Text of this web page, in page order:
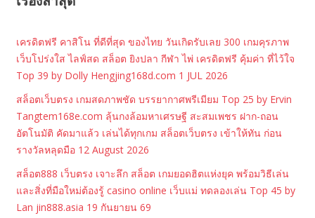
เครดิตฟรี คาสิโน ที่ดีที่สุด ของไทย วันเกิดรับเลย 300 เกมคุรภาพ
เว็บโปร่งใส ไลฟ์สด สล็อต ยิงปลา กีฬา ไพ่ เครดิตฟรี คุ้มค่า ที่ไว้ใจ
Top 39 by Dolly Hengjing168d.com 1 JUL 2026
สล็อตเว็บตรง เกมสดภาพชัด บรรยากาศพรีเมียม Top 25 by Ervin
Tangtem168e.com ลุ้นกงล้อมหาเศรษฐี สะสมเพชร ฝาก-ถอน
อัตโนมัติ คัดมาแล้ว เล่นได้ทุกเกม สล็อตเว็บตรง เข้าให้ทัน ก่อน
รางวัลหลุดมือ 12 August 2026
สล็อต888 เว็บตรง เจาะลึก สล็อต เกมยอดฮิตแห่งยุค พร้อมวิธีเล่น
และสิ่งที่มือใหม่ต้องรู้ casino online เว็บแม่ ทดลองเล่น Top 45 by
Lan jin888.asia 19 กันยายน 69